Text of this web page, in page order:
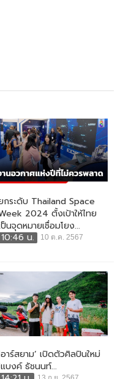
กระดับ Thailand Space
2024 ตั้งเป้าให้ไทย
ป็นจุดหมายเชื่อมโยง...
10:46 น.
10 ต.ค. 2567
อาร์สยาม’ เปิดตัวศิลปินใหม่
แบงค์ ธัชนนท์...